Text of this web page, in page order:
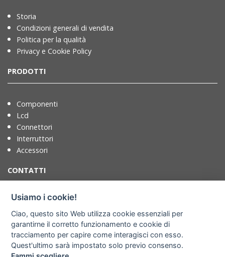
Storia
Condizioni generali di vendita
Politica per la qualità
Privacy e Cookie Policy
PRODOTTI
Componenti
Lcd
Connettori
Interruttori
Accessori
CONTATTI
T. +39 071721091
F. +39 0717210922
info@adimpex.it
Dove siamo
Usiamo i cookie!
Ciao, questo sito Web utilizza cookie essenziali per
garantirne il corretto funzionamento e cookie di
tracciamento per capire come interagisci con esso.
Quest'ultimo sarà impostato solo previo consenso.